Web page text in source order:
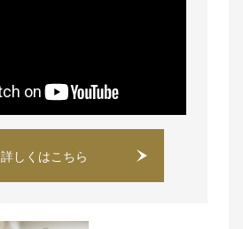
詳しくはこちら